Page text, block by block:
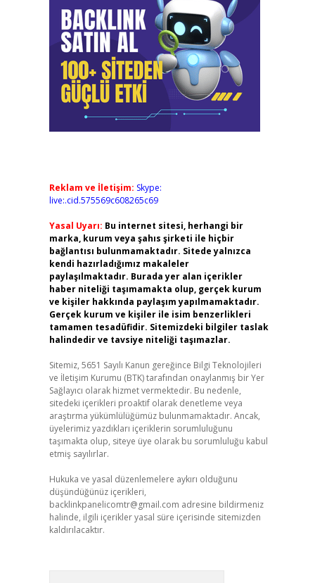
Reklam ve İletişim: Skype:
live:.cid.575569c608265c69
Yasal Uyarı: Bu internet sitesi, herhangi bir
marka, kurum veya şahıs şirketi ile hiçbir
bağlantısı bulunmamaktadır. Sitede yalnızca
kendi hazırladığımız makaleler
paylaşılmaktadır. Burada yer alan içerikler
haber niteliği taşımamakta olup, gerçek kurum
ve kişiler hakkında paylaşım yapılmamaktadır.
Gerçek kurum ve kişiler ile isim benzerlikleri
tamamen tesadüfidir. Sitemizdeki bilgiler taslak
halindedir ve tavsiye niteliği taşımazlar.
Sitemiz, 5651 Sayılı Kanun gereğince Bilgi Teknolojileri
ve İletişim Kurumu (BTK) tarafından onaylanmış bir Yer
Sağlayıcı olarak hizmet vermektedir. Bu nedenle,
sitedeki içerikleri proaktif olarak denetleme veya
araştırma yükümlülüğümüz bulunmamaktadır. Ancak,
üyelerimiz yazdıkları içeriklerin sorumluluğunu
taşımakta olup, siteye üye olarak bu sorumluluğu kabul
etmiş sayılırlar.
Hukuka ve yasal düzenlemelere aykırı olduğunu
düşündüğünüz içerikleri,
backlinkpanelicomtr@gmail.com adresine bildirmeniz
halinde, ilgili içerikler yasal süre içerisinde sitemizden
kaldırılacaktır.